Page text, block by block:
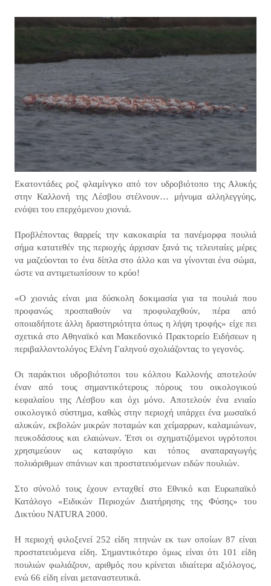
Εκατοντάδες ροζ φλαμίνγκο από τον υδροβιότοπο της Αλυκής
στην Καλλονή της Λέσβου στέλνουν… μήνυμα αλληλεγγύης,
ενόψει του επερχόμενου χιονιά.
Προβλέποντας θαρρείς την κακοκαιρία τα πανέμορφα πουλιά
σήμα κατατεθέν της περιοχής άρχισαν ξανά τις τελευταίες μέρες
να μαζεύονται το ένα δίπλα στο άλλο και να γίνονται ένα σώμα,
ώστε να αντιμετωπίσουν το κρύο!
«Ο χιονιάς είναι μια δύσκολη δοκιμασία για τα πουλιά που
προφανώς προσπαθούν να προφυλαχθούν, πέρα από
οποιαδήποτε άλλη δραστηριότητα όπως η λήψη τροφής» είχε πει
σχετικά στο Αθηναϊκό και Μακεδονικό Πρακτορείο Ειδήσεων η
περιβαλλοντολόγος Ελένη Γαληνού σχολιάζοντας το γεγονός.
Οι παράκτιοι υδροβιότοποι του κόλπου Καλλονής αποτελούν
έναν από τους σημαντικότερους πόρους του οικολογικού
κεφαλαίου της Λέσβου και όχι μόνο. Αποτελούν ένα ενιαίο
οικολογικό σύστημα, καθώς στην περιοχή υπάρχει ένα μωσαϊκό
αλυκών, εκβολών μικρών ποταμών και χείμαρρων, καλαμιώνων,
πευκοδάσους και ελαιώνων. Έτσι οι σχηματιζόμενοι υγρότοποι
χρησιμεύουν ως καταφύγιο και τόπος αναπαραγωγής
πολυάριθμων σπάνιων και προστατευόμενων ειδών πουλιών.
Στο σύνολό τους έχουν ενταχθεί στο Εθνικό και Ευρωπαϊκό
Κατάλογο «Ειδικών Περιοχών Διατήρησης της Φύσης» του
Δικτύου NATURA 2000.
Η περιοχή φιλοξενεί 252 είδη πτηνών εκ των οποίων 87 είναι
προστατευόμενα είδη. Σημαντικότερο όμως είναι ότι 101 είδη
πουλιών φωλιάζουν, αριθμός που κρίνεται ιδιαίτερα αξιόλογος,
ενώ 66 είδη είναι μεταναστευτικά.